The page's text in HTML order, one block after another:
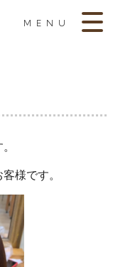
MENU
様です。